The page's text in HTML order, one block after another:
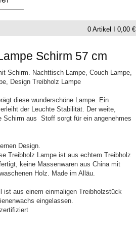
0 Artikel I 0,00 €
Schirm 57 cm
Schirm. Nachttisch Lampe, Couch Lampe,
Design Treibholz Lampe
diese wunderschöne Lampe. Ein
der Leuchte Stabilität. Der weite,
Schirm aus Stoff sorgt für ein angenehmes
Design.
Treibholz Lampe ist aus echtem Treibholz
keine Massenwaren aus China mit
Holz. Made im Alläu.
ist aus einem einmaligen Treibholzstück
eingelassen.